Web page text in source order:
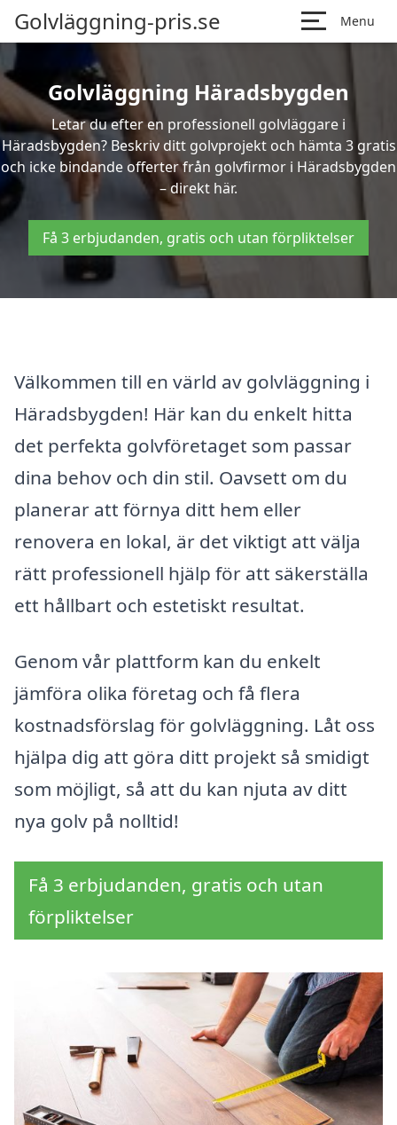
Golvläggning-pris.se Menu
Golvläggning Häradsbygden
Letar du efter en professionell golvläggare i
Häradsbygden? Beskriv ditt golvprojekt och hämta 3 gratis
och icke bindande offerter från golvfirmor i Häradsbygden
– direkt här.
Få 3 erbjudanden, gratis och utan förpliktelser
Välkommen till en värld av golvläggning i
Häradsbygden! Här kan du enkelt hitta
det perfekta golvföretaget som passar
dina behov och din stil. Oavsett om du
planerar att förnya ditt hem eller
renovera en lokal, är det viktigt att välja
rätt professionell hjälp för att säkerställa
ett hållbart och estetiskt resultat.
Genom vår plattform kan du enkelt
jämföra olika företag och få flera
kostnadsförslag för golvläggning. Låt oss
hjälpa dig att göra ditt projekt så smidigt
som möjligt, så att du kan njuta av ditt
nya golv på nolltid!
Få 3 erbjudanden, gratis och utan
förpliktelser